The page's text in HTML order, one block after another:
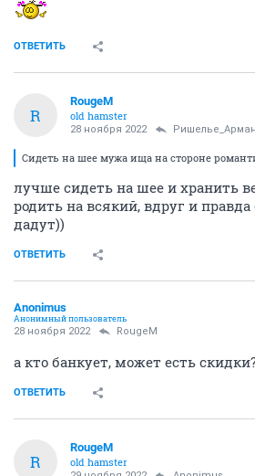
ОТВЕТИТЬ
R
RougeM
old hamster
28 ноября 2022 Ришелье_Арман
Сидеть на шее мужа ища на стороне
лучше сидеть на шее и хранить
родить на всякий, вдруг и
дадут))
ОТВЕТИТЬ
Anоnimus
Анонимный пользователь
28 ноября 2022 RougeM
а кто банкует, может есть
ОТВЕТИТЬ
R
RougeM
old hamster